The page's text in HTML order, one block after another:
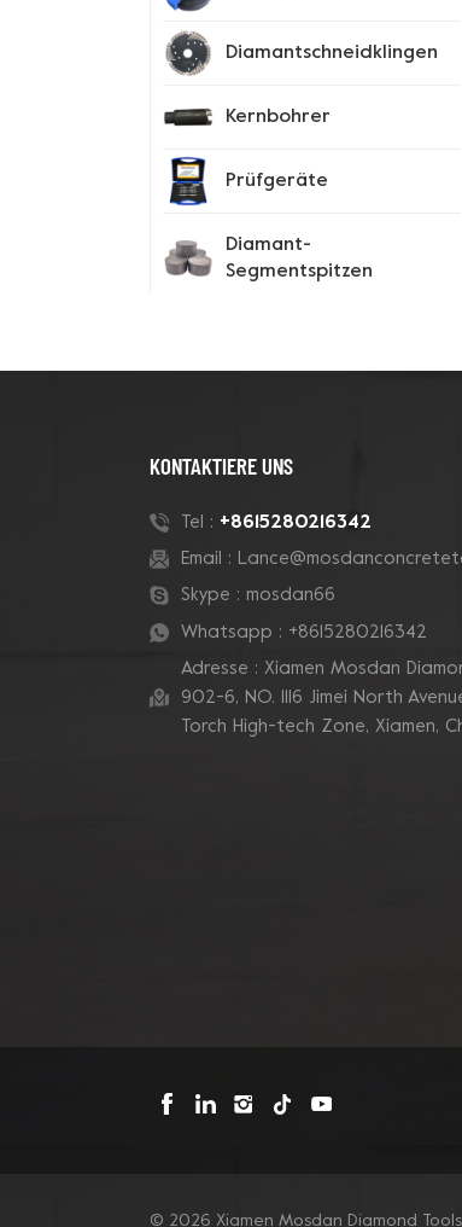
Diamantschneidklingen
Kernbohrer
Prüfgeräte
Diamant-
Segmentspitzen
180-mm-Rohr-Grizzly-
Betontopfschleifscheibe
7-Zoll-10-V-Segment-
Diamanttopfscheibe
zum Schleifen von
Betonkanten
Eckkanten
KONTAKTIERE UNS
Tel : +8615280216342
Email :
Skype : mosdan66
Whatsapp : +8615280216342
Adresse : Xiamen Mosdan
902-6, NO. 1116 Jimei North
Torch High-tech Zone, Xiamen,
© 2026 Xiamen Mosdan Diamond